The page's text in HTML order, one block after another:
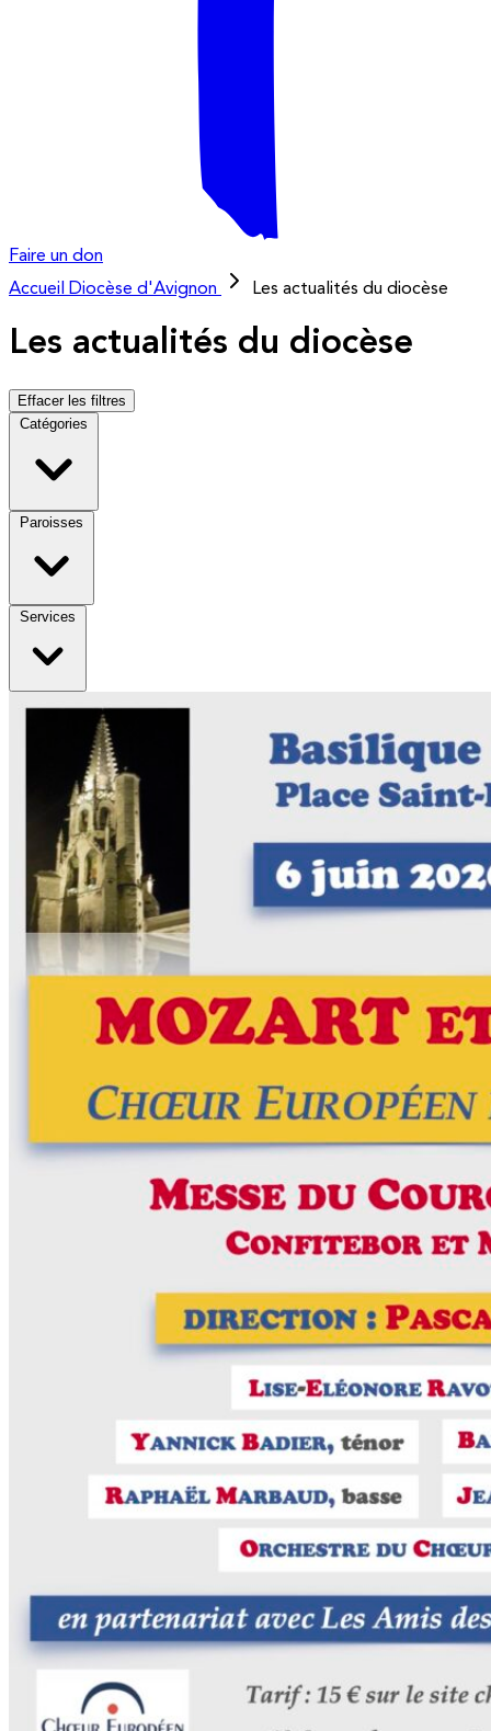
Faire un don
Accueil
Diocèse d'Avignon Les actualités du diocèse
Les actualités du diocèse
Effacer les filtres
Catégories
Paroisses
Services